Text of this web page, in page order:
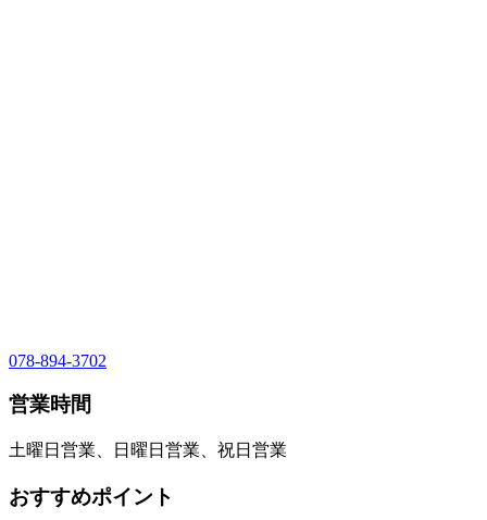
078-894-3702
営業時間
土曜日営業、日曜日営業、祝日営業
おすすめポイント